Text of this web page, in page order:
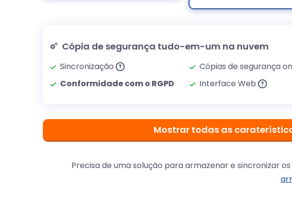
Cópia de segurança tudo-em-um na nuvem
Sincronização Cópias de segurança
Conformidade com o RGPD
Interface Web
Mostrar todas as
Precisa de uma solução para armazenar e sincronizar